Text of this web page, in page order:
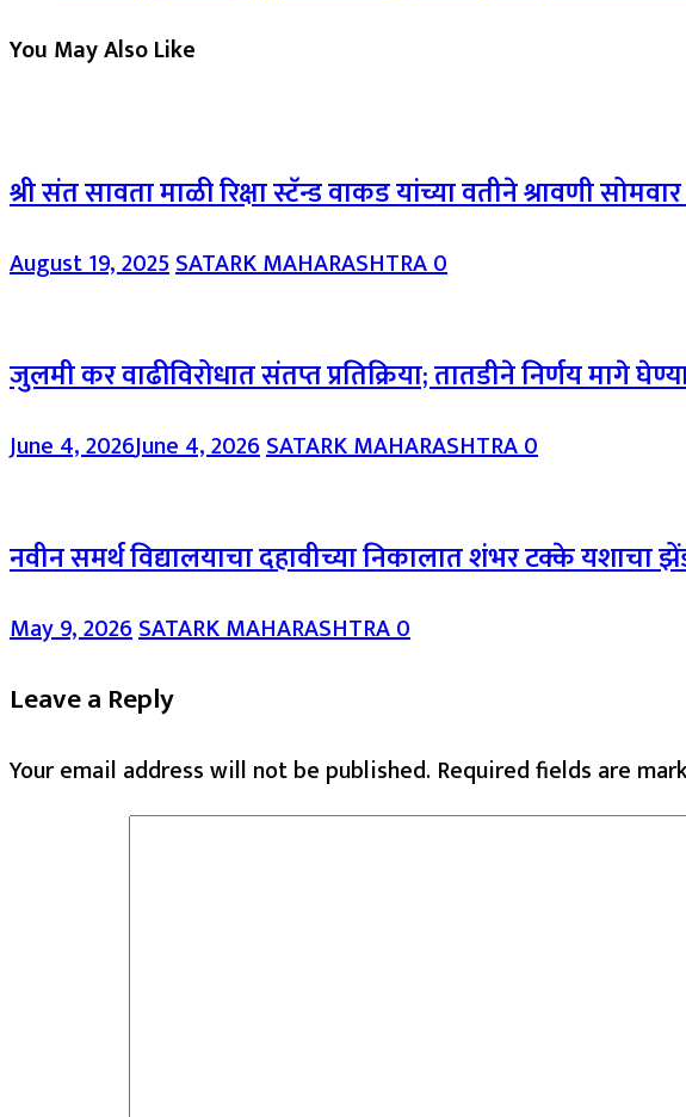
You May Also Like
श्री संत सावता माळी रिक्षा स्टॅन्ड वाकड यांच्या वतीने श्रावणी
August 19, 2025SATARK MAHARASHTRA0
जुलमी कर वाढीविरोधात संतप्त प्रतिक्रिया; तातडीने निर्णय मागे
June 4, 2026June 4, 2026SATARK MAHARASHTRA0
नवीन समर्थ विद्यालयाचा दहावीच्या निकालात शंभर टक्के यशाचा
May 9, 2026SATARK MAHARASHTRA0
Leave a Reply
Your email address will not be published. Required fields are